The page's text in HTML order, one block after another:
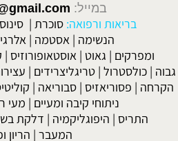
במייל:
בריאות ורפואה: סוכרת |
הנשימה | אסטמה |
ומפרקים | גאוט | אוסטאופורוזיס |
גבוה |כולסטרול |טריגליצרידים |
הקרחה | פסוריאזיס |סבוריאה |
ניתוחי קיבה ומעיים | מעי
התריס | היפוגליקמיה | דלקת
המעבר | הריון